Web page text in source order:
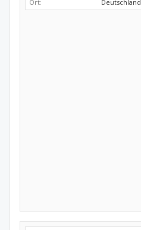
Ort:
Deutschland